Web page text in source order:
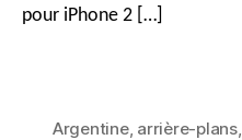
pour iPhone 2 […]
Argentine, arrière-plans,